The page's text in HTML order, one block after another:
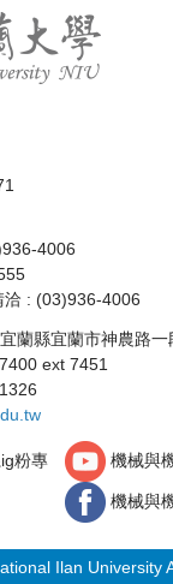
4006
洽 : (03)936-4006
蘭縣宜蘭市神農路一
ext 7451
粉專 機械與
機械與
Ilan University